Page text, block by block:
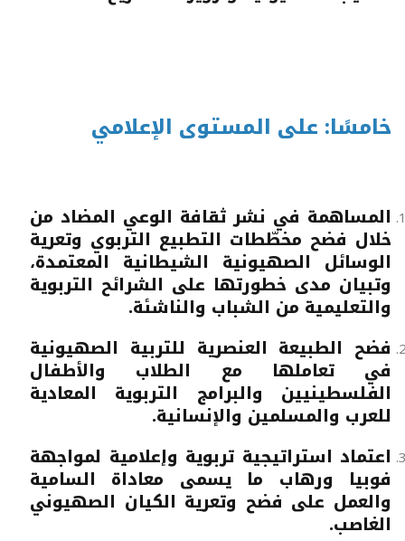
خامسًا: على المستوى الإعلامي
المساهمة في نشر ثقافة الوعي المضاد من
خلال فضح مخطّطات التطبيع التربوي وتعرية
الوسائل الصهيونية الشيطانية المعتمدة،
وتبيان مدى خطورتها على الشرائح التربوية
والتعليمية من الشباب والناشئة.
فضح الطبيعة العنصرية للتربية الصهيونية
في تعاملها مع الطلاب والأطفال
الفلسطينيين والبرامج التربوية المعادية
للعرب والمسلمين والإنسانية.
اعتماد استراتيجية تربوية وإعلامية لمواجهة
فوبيا ورهاب ما يسمى معاداة السامية
والعمل على فضح وتعرية الكيان الصهيوني
الغاصب.